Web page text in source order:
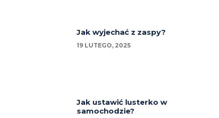
Jak wyjechać z zaspy?
19 LUTEGO, 2025
Jak ustawić lusterko w
samochodzie?